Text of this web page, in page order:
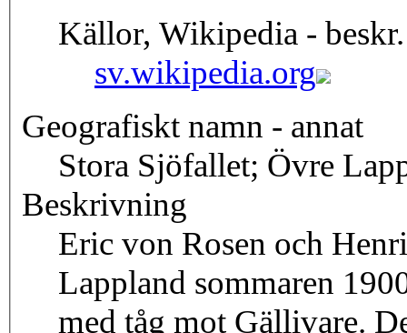
Källor, Wikipedia -
sv.wikipedia.org
Geografiskt namn - annat
Stora Sjöfallet; Övre
Beskrivning
Eric von Rosen och
Lappland sommaren
med tåg mot Gällivare.